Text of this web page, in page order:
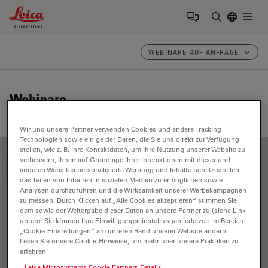
Leica Microsystems Logo
WEBINARE AUF ANFRAGE
Webinare
FILTER ARTICLES
Optik
Wir und unsere Partner verwenden Cookies und andere Tracking-
Technologien sowie einige der Daten, die Sie uns direkt zur Verfügung
stellen, wie z. B. Ihre Kontaktdaten, um Ihre Nutzung unserer Website zu
verbessern, Ihnen auf Grundlage Ihrer Interaktionen mit dieser und
anderen Websites personalisierte Werbung und Inhalte bereitzustellen,
das Teilen von Inhalten in sozialen Medien zu ermöglichen sowie
Analysen durchzuführen und die Wirksamkeit unserer Werbekampagnen
zu messen. Durch Klicken auf „Alle Cookies akzeptieren“ stimmen Sie
dem sowie der Weitergabe dieser Daten an unsere Partner zu (siehe Link
unten). Sie können Ihre Einwilligungseinstellungen jederzeit im Bereich
„Cookie-Einstellungen“ am unteren Rand unserer Website ändern.
Lesen Sie unsere Cookie-Hinweise, um mehr über unsere Praktiken zu
erfahren